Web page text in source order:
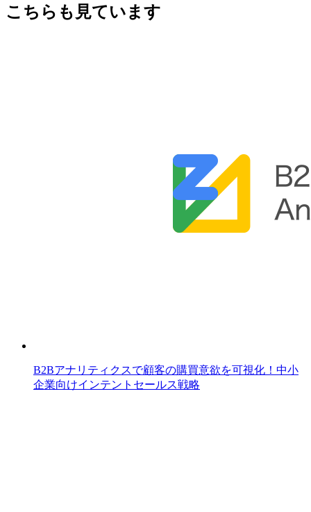
こちらも見ています
B2Bアナリティクスで顧客の購買意欲を可視化！中小
企業向けインテントセールス戦略